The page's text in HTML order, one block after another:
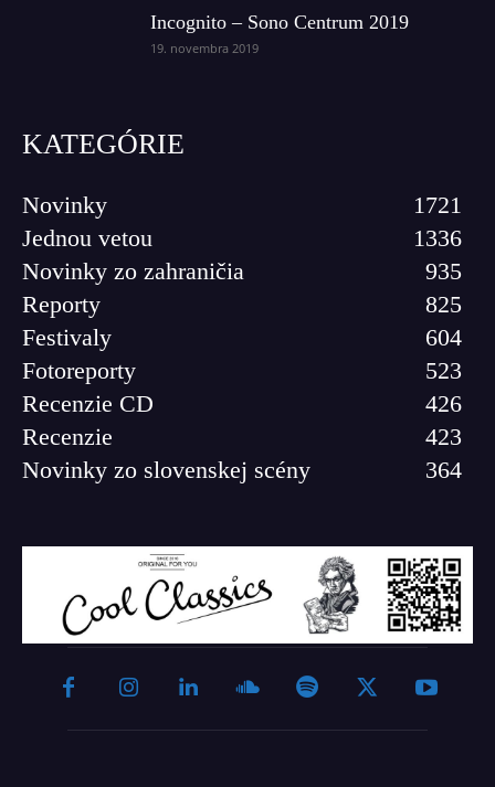
Incognito – Sono Centrum 2019
19. novembra 2019
KATEGÓRIE
Novinky
1721
Jednou vetou
1336
Novinky zo zahraničia
935
Reporty
825
Festivaly
604
Fotoreporty
523
Recenzie CD
426
Recenzie
423
Novinky zo slovenskej scény
364